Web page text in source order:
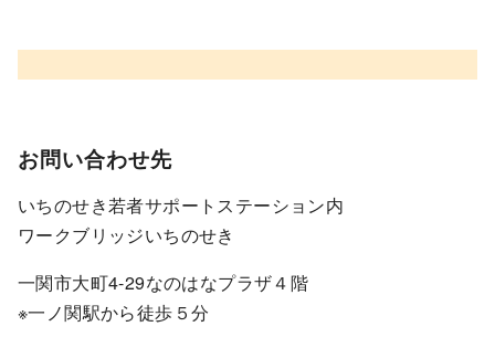
お問い合わせ先
いちのせき若者サポートステーション内
ワークブリッジいちのせき
一関市大町4-29なのはなプラザ４階
※一ノ関駅から徒歩５分